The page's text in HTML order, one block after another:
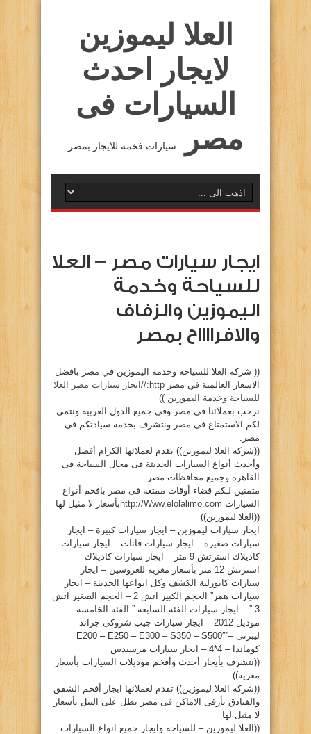
العلا ليموزين
لايجار احدث
السيارات فى
مصر
سيارات فخمة للايجار بمصر
ايجار سيارات مصر – العلا
للسياحة وخدمة
اليموزين والزفاف
والافرااااح بمصر
(( شركة العلا للسياحة وخدمة اليموزين في مصر بافضل
الاسعار العالمية في مصر
http://ايجار سيارات مصر العلا
للسياحة وخدمة اليموزين ))
نرحب بعملائنا فى مصر وفى جميع الدول العربيه ونتمى
لكم الاستمتاع فى مصر ونتشرف بخدمة سيادتكم فى
مصر.
((شركه العلا ليموزين)) تقدم لعملائها الكرام أفضل
وأحدث أنواع السيارات الحديثة فى مجال السياحة فى
القاهره وجميع محافظات مصر.
متمنين لـكم قضاء أوقات ممتعة فى مصر بافخم أنواع
السيارات http://Www.elolalimo.com بأسعار لا مثيل لها
((العلا ليموزين))
ايجار سيارات ليموزين – ايجار سيارات كبيرة – ايجار
سيارات صغيره – ايجار سيارات فانات – ايجار سيارات
كاديلاك استرتش 9 متر – ايجار سيارات كاديلاك
استرتش 12 متر بأسعار مغريه للعروسين – ايجار
سيارات كابورلية الكشف وكل انواعها الحديثة – ايجار
سيارات همر” الحجم الكبير اتش 2 – الحجم الصغير اتش
3 ” – ايجار سيارات الفئه السابعه ” الفئه الخامسه
موديل 2012 – ايجار سيارات جيب شروكى جراند –
ليبرتى –”E200 – E250 – E300 – S350 – S500″
كوماندا – 4*4 – ايجار سيارات مرسيدس
((نتشرف بأيجار أحدث وأفخم موديلات السيارات بأسعار
مغرية))
((شركه العلا ليموزين)) تقدم لعملائها ايجار أفخم الشقق
والفنادق بأرقى الاماكن فى مصر تطل على النيل بأسعار
لا مثيل لها
((العلا ليموزين – للسياحه وايجار جميع انواع السيارات